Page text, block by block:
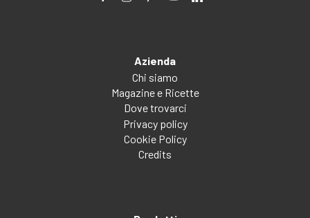
Azienda
Chi siamo
Magazine e Ricette
Dove trovarci
Privacy policy
Cookie Policy
Credits